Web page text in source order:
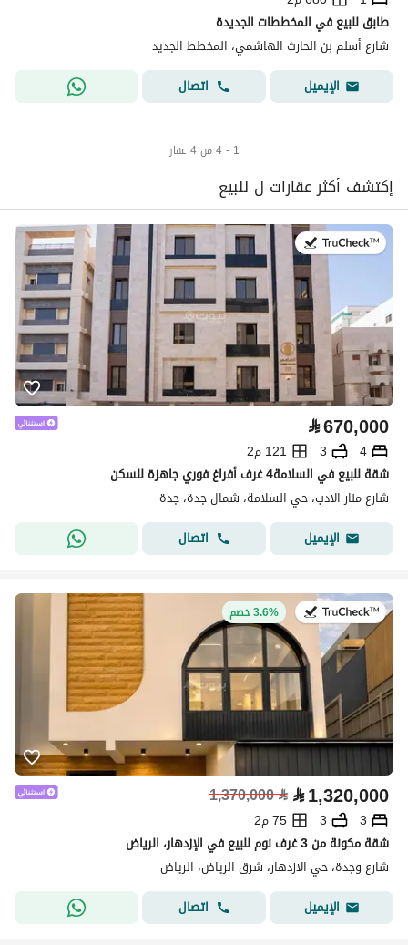
طابق للبيع في المخططات الجديدة
شارع أسلم بن الحارث الهاشمي، المخطط الجديد
الإيميل
اتصال
1 - 4 من 4 عقار
إكتشف أكثر عقارات ل للبيع
في:22 يوليو 2026
⃁670,000
4
3
121 م2
شقة للبيع في السلامة4 غرف أفراغ فوري جاهزة للسكن
شارع منار الادب، حي السلامة، شمال جدة، جدة
الإيميل
اتصال
في:11 يوليو 20263.6% خصم
⃁1,320,000
⃁
1,370,000
3
3
75 م2
شقة مكونة من 3 غرف نوم للبيع في الإزدهار، الرياض
شارع وجدة، حي الازدهار، شرق الرياض، الرياض
الإيميل
اتصال